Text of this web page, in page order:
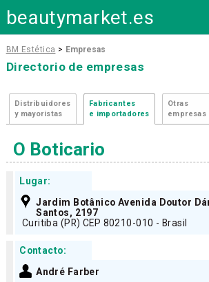
beautymarket.es
BM Estética > Empresas
Directorio de empresas
Distribuidores
y mayoristas
Fabricantes
e importadores
Otras
empresas
O Boticario
Lugar:
Jardim Botânico Avenida Doutor
Santos, 2197
Curitiba (PR) CEP 80210-010 - Brasil
Contacto:
André Farber